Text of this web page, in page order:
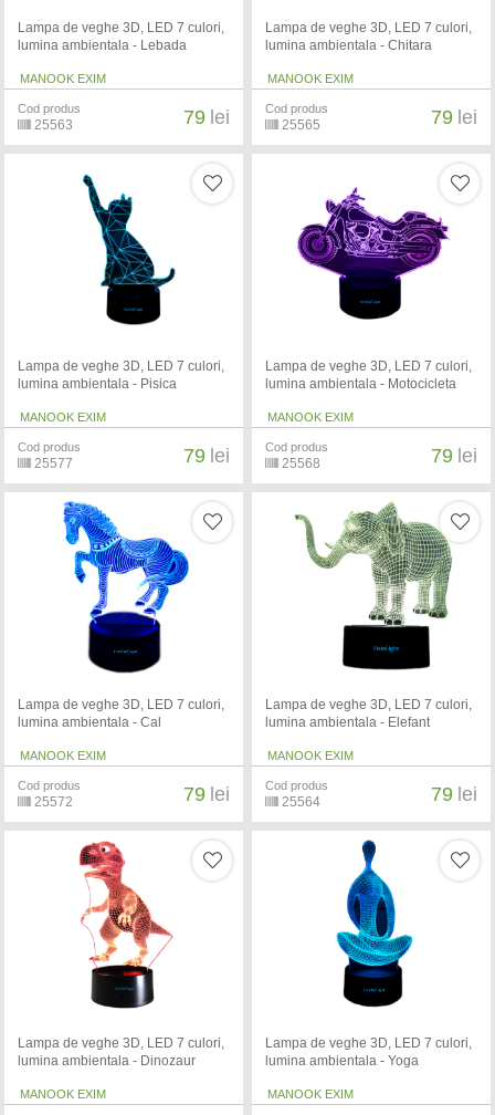
Lampa de veghe 3D, LED 7 culori,
lumina ambientala - Lebada
MANOOK EXIM
Cod produs
25563 79 lei
Lampa de veghe 3D, LED 7 culori,
lumina ambientala - Chitara
MANOOK EXIM
Cod produs
25565 79 lei
Lampa de veghe 3D, LED 7 culori,
lumina ambientala - Pisica
MANOOK EXIM
Cod produs
25577 79 lei
Lampa de veghe 3D, LED 7 culori,
lumina ambientala - Motocicleta
MANOOK EXIM
Cod produs
25568 79 lei
Lampa de veghe 3D, LED 7 culori,
lumina ambientala - Cal
MANOOK EXIM
Cod produs
25572 79 lei
Lampa de veghe 3D, LED 7 culori,
lumina ambientala - Elefant
MANOOK EXIM
Cod produs
25564 79 lei
Lampa de veghe 3D, LED 7 culori,
lumina ambientala - Dinozaur
MANOOK EXIM
Lampa de veghe 3D, LED 7 culori,
lumina ambientala - Yoga
MANOOK EXIM